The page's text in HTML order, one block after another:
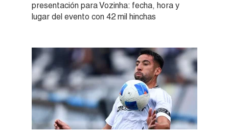
presentación para Vozinha: fecha, hora y
lugar del evento con 42 mil hinchas